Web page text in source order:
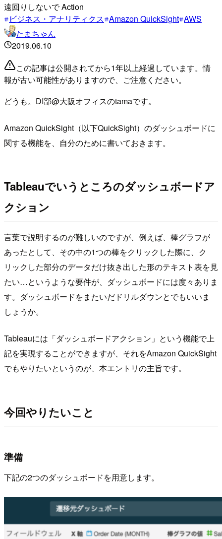
遠回りしないで Action
ビジネス・アナリティクス Amazon QuickSight AWS
たまちゃん
2019.06.10
この記事は公開されてから1年以上経過しています。情
報が古い可能性がありますので、ご注意ください。
どうも。DI部@大阪オフィスのtamaです。
Amazon QuickSight（以下QuickSight）のダッシュボードに
関する機能を、自分のために書いておきます。
Tableauでいうところのダッシュボードア
クション
言葉で説明するのが難しいのですが、例えば、棒グラフが
あったとして、その中の1つの棒をクリックした際に、ク
リックした部分のデータだけ抜き出した形のテキスト表を見
たい…というような要件が、ダッシュボードには度々ありま
す。ダッシュボードをまたいだドリルダウンとでもいいま
しょうか。
Tableauには「ダッシュボードアクション」という機能で上
記を実現することができますが、それをAmazon QuickSight
でもやりたいというのが、本エントリの主旨です。
今回やりたいこと
準備
下記の2つのダッシュボードを用意します。